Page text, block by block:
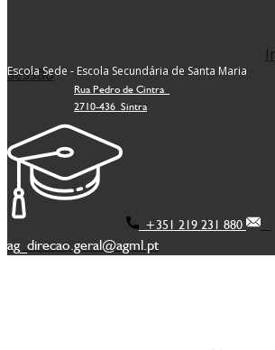
sessão
Escola Sede - Escola Secundária de Santa Maria
Rua Pedro de Cintra
2710-436 Sintra
+351 219 231 880
ag_direcao.geral@agml.pt